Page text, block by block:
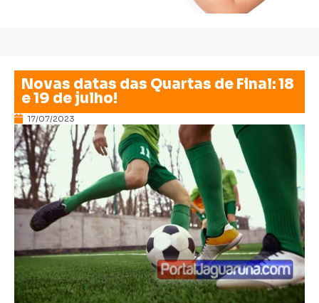
Novas datas das Quartas de Final: 18
e 19 de julho!
17/07/2023